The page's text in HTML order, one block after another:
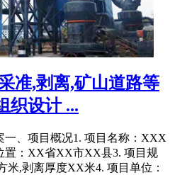
准,剥离,矿山道路等
织设计 ...
一、项目概况1. 项目名称：XXX
置：XX省XX市XX县3. 项目规
,剥离厚度XX米4. 项目单位：